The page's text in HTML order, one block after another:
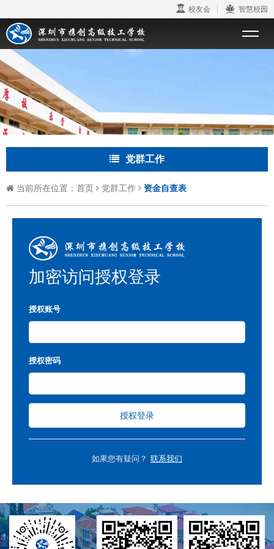
校友会 智慧校园
党群工作
当前所在位置： 首页 党群工作 资金自查表
加密访问授权登录
授权账号
授权登录
如果您有疑问？ 联系我们